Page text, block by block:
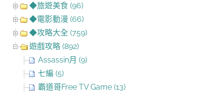
◆旅遊美食 (96)
◆電影動漫 (66)
◆攻略大全 (759)
遊戲攻略 (892)
Assassin月 (9)
七編 (5)
霸道哥Free TV Game (13)